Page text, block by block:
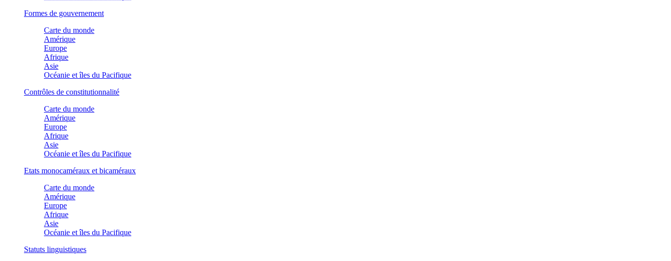
Formes de gouvernement
Carte du monde
Amérique
Europe
Afrique
Asie
Océanie et îles du Pacifique
Contrôles de constitutionnalité
Carte du monde
Amérique
Europe
Afrique
Asie
Océanie et îles du Pacifique
Etats monocaméraux et bicaméraux
Carte du monde
Amérique
Europe
Afrique
Asie
Océanie et îles du Pacifique
Statuts linguistiques